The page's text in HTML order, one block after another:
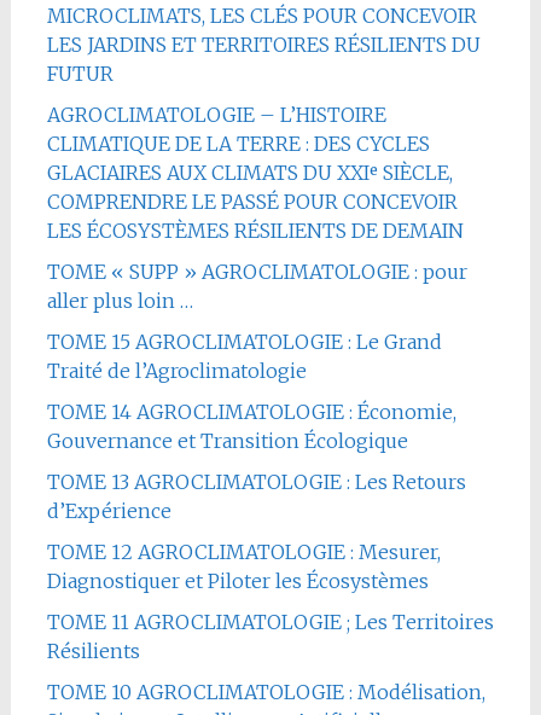
MICROCLIMATS, LES CLÉS POUR CONCEVOIR
LES JARDINS ET TERRITOIRES RÉSILIENTS DU
FUTUR
AGROCLIMATOLOGIE – L’HISTOIRE
CLIMATIQUE DE LA TERRE : DES CYCLES
GLACIAIRES AUX CLIMATS DU XXIᵉ SIÈCLE,
COMPRENDRE LE PASSÉ POUR CONCEVOIR
LES ÉCOSYSTÈMES RÉSILIENTS DE DEMAIN
TOME « SUPP » AGROCLIMATOLOGIE : pour
aller plus loin …
TOME 15 AGROCLIMATOLOGIE : Le Grand
Traité de l’Agroclimatologie
TOME 14 AGROCLIMATOLOGIE : Économie,
Gouvernance et Transition Écologique
TOME 13 AGROCLIMATOLOGIE : Les Retours
d’Expérience
TOME 12 AGROCLIMATOLOGIE : Mesurer,
Diagnostiquer et Piloter les Écosystèmes
TOME 11 AGROCLIMATOLOGIE ; Les Territoires
Résilients
TOME 10 AGROCLIMATOLOGIE : Modélisation,